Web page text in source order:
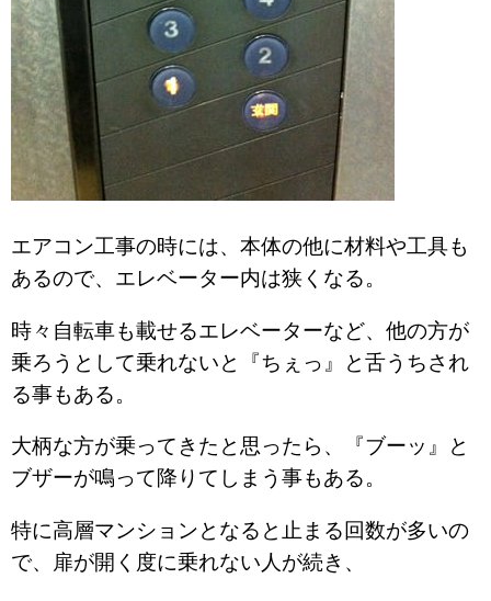
エアコン工事の時には、本体の他に材料や工具も
あるので、エレベーター内は狭くなる。
時々自転車も載せるエレベーターなど、他の方が
乗ろうとして乗れないと『ちぇっ』と舌うちされ
る事もある。
大柄な方が乗ってきたと思ったら、『ブーッ』と
ブザーが鳴って降りてしまう事もある。
特に高層マンションとなると止まる回数が多いの
で、扉が開く度に乗れない人が続き、